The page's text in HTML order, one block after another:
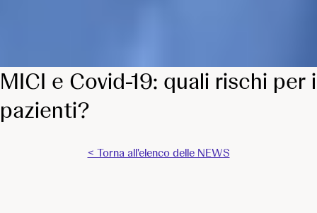
MICI e Covid-19: quali rischi per i
pazienti?
< Torna all'elenco delle NEWS